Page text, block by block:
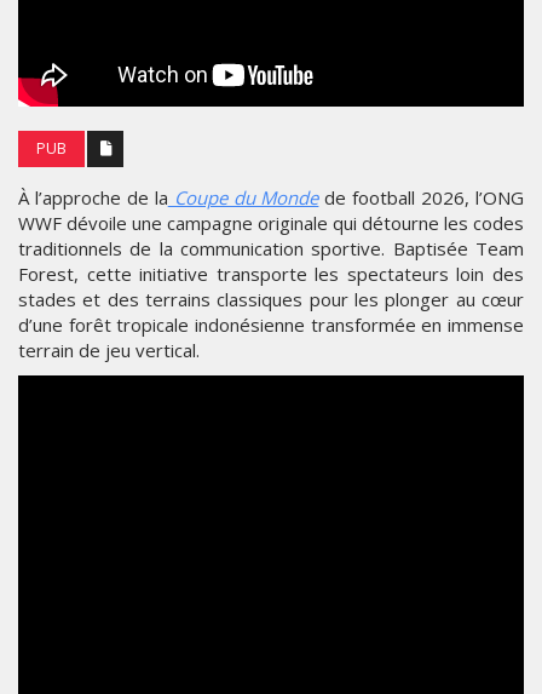
PUB
À l’approche de la Coupe du Mondede football 2026, l’ONG
WWF dévoile une campagne originale qui détourne les codes
traditionnels de la communication sportive. Baptisée Team
Forest, cette initiative transporte les spectateurs loin des
stades et des terrains classiques pour les plonger au cœur
d’une forêt tropicale indonésienne transformée en immense
terrain de jeu vertical.